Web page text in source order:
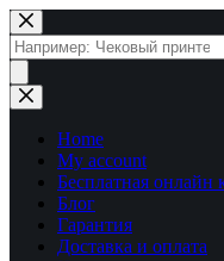
Перейти
к
сути
Поиск
товаров
Home
My account
Бесплатная онлайн
Блог
Гарантия
Доставка и оплата